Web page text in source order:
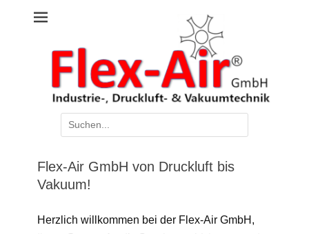
Flex-Air GmbH
Suche
nach:
Flex-Air GmbH von Druckluft bis
Vakuum!
Herzlich willkommen bei der Flex-Air GmbH,